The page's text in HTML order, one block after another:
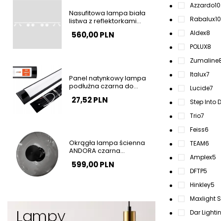
Nasufitowa lampa biała
listwa z reflektorkami
sypialni K-5498
560,00 PLN
Panel natynkowy lampa
podłużna czarna do
barwa neutralna SLP2934
27,52 PLN
Okrągła lampa ścienna
ANDORA czarna
3000K szkalna
599,00 PLN
Azzardo10
Rabalux10
Aldex8
POLUX8
Zumaline
Italux7
Lucide7
Step Into
Trio7
Feiss6
TEAM6
Amplex5
DFTP5
Hinkley5
Maxlight
Dar